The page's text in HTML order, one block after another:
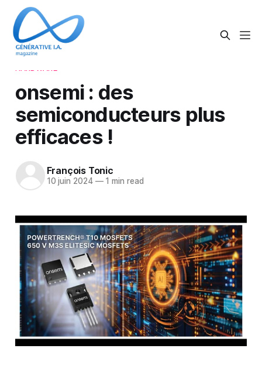
onsemi : des
semiconducteurs plus
efficaces !
François Tonic
10 juin 2024 —1 min read